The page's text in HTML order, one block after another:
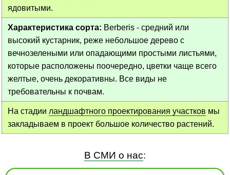
ядовитыми.
Характеристика сорта: Berberis - средний или
высокий кустарник, реже небольшое дерево с
вечнозелеными или опадающими простыми листьями,
которые расположены поочередно, цветки чаще всего
желтые, очень декоративны. Все виды не
требовательны к почвам.
На стадии ландшафтного проектирования участков мы
закладываем в проект большое количество растений.
В СМИ о нас: